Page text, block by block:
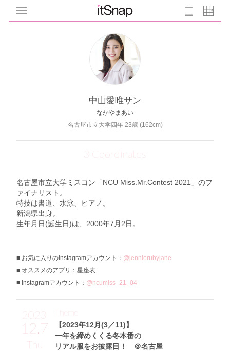
中山愛唯サン
なかやまあい
名古屋市立大学四年 23歳 (162cm)
3 Coordinates
名古屋市立大学ミスコン「NCU Miss.Mr.Contest 2021」のフ
ァイナリスト。
特技は書道、水泳、ピアノ。
新潟県出身。
生年月日(誕生日)は、2000年7月2日。
お気に入りのInstagramアカウント： @jennierubyjane
オススメのアプリ：星座表
Instagramアカウント： @ncumiss_21_04
2023
12.7
Thu
【2023年12月(3／11)】
一年を締めくくる冬本番の
リアル服をお披露目！ ＠名古屋
Theme